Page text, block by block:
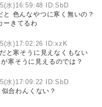
水)16:59:48 ID:SbD
色んなやつに寒く無いの？
ーきてるわ
水)17:02:26 ID:xzK
と寒そうに見えなくもない
寒そうに見えるのでは？
水)17:09:22 ID:SbD
合わんくない？